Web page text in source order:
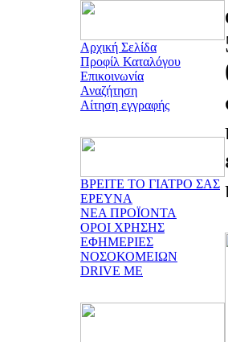
Αρχική Σελίδα
Προφίλ Καταλόγου
Επικοινωνία
Αναζήτηση
Αίτηση εγγραφής
ΒΡΕΙΤΕ ΤΟ ΓΙΑΤΡΟ ΣΑΣ
ΕΡΕΥΝΑ
ΝΕΑ ΠΡΟΪΟΝΤΑ
ΟΡΟΙ ΧΡΗΣΗΣ
ΕΦΗΜΕΡΙΕΣ
ΝΟΣΟΚΟΜΕΙΩΝ
DRIVE ME